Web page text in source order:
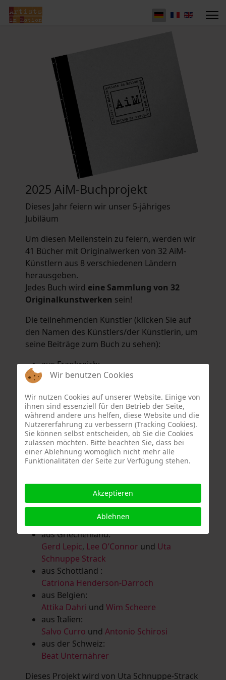
2025 AiM-Buchprojekt
Dieses Jahr feiern wir unser 5-jähriges
Jubiläum
Um diesen Meilenstein zu feiern, werden wir
41 Bücher mit Originalwerken von 32 AiM-
Künstlern aus 8 verschiedenen Ländern
herausgeben.
Jedes Buch wird eine Sammlung von 32
Originalkunstwerken sein!
Die teilnehmenden Künstler (klicken Sie auf
den Namen des Künstlers/der Künstlerin, um
seine Beiträge zum Buch zu sehen):
aus Frankreich:
Hélène Argo,Didier Bonnot
Eric Schaftlein.
aus den Niederlanden:
Dorrety Brookhuis,Natalia Dik,Elise
EekhoutundHenny Schaapman
aus Deutschland:
Salomé Herbst,Andrea Jungnitsch,
Lanzl,Heidrun MalComes,Christa Mayer-
Guntram Prochaska
Schaub,Vera Schaub,Birgit Schweimler &
Serge DevadderundRolf Thärichen
aus Griechenland:
Gerd Lepic, Lee O’Connor und Uta
Schnuppe Strack
aus Schottland :
Catriona Henderson-Darroch
aus Belgien:
Attika Dahri und Wim Scheere
aus Italien:
Salvo Curro und Antonio Schirosi
aus der Schweiz:
Beat Unternährer
Dieses Projekt wird von Uta Schnuppe-Strack
Wir benutzen Cookies
Wir nutzen Cookies auf unserer Website. Einige von
ihnen sind essenziell für den Betrieb der Seite,
während andere uns helfen, diese Website und die
Nutzererfahrung zu verbessern (Tracking Cookies).
Sie können selbst entscheiden, ob Sie die Cookies
zulassen möchten. Bitte beachten Sie, dass bei
einer Ablehnung womöglich nicht mehr alle
Funktionalitäten der Seite zur Verfügung stehen.
Akzeptieren
Ablehnen